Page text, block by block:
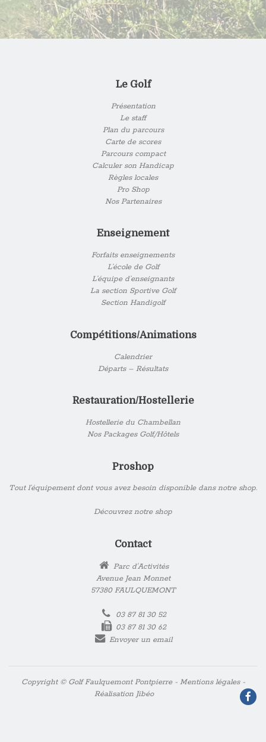
Le Golf
Présentation
Le staff
Plan du parcours
Carte de scores
Parcours compact
Calculer son Handicap
Règles locales
Pro Shop
Nos Partenaires
Enseignement
Forfaits enseignements
L’école de Golf
L’équipe d’enseignants
La section Sportive Golf
Section Handigolf
Compétitions/Animations
Calendrier
Départs – Résultats
Restauration/Hostellerie
Hostellerie du Chambellan
Nos Packages Golf/Hôtels
Proshop
Tout l’équipement dont vous avez besoin disponible dans notre shop.
Découvrez notre shop
Contact
Parc d'Activités
Avenue Jean Monnet
57380 FAULQUEMONT
03 87 81 30 52
03 87 81 30 62
Envoyer un email
Copyright © Golf Faulquemont Pontpierre - Mentions légales-
Réalisation Jibéo